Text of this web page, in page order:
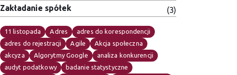
Zakładanie spółek
(3)
11 listopada Adres
adres do korespondencji
adres do rejestracji
Agile
Akcja społeczna
akcyza
Algorytmy Google
analiza konkurencji
audyt podatkowy
badanie statystyczne